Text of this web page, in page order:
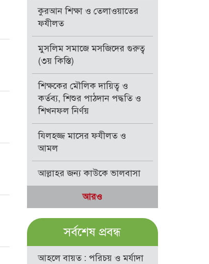
কুরআন শিক্ষা ও তেলাওয়াতের
ফযীলত
মুসলিম সমাজে মসজিদের গুরুত্ব
(৩য় কিস্তি)
শিক্ষকের মৌলিক দায়িত্ব ও
কর্তব্য, শিশুর পাঠদান পদ্ধতি ও
শিখনফল নির্ণয়
যিলহজ্জ মাসের ফযীলত ও
আমল
আল্লাহর জন্য কাউকে ভালবাসা
আরও
সর্বশেষ প্রবন্ধ
আহলে বায়ত : পরিচয় ও মর্যাদা